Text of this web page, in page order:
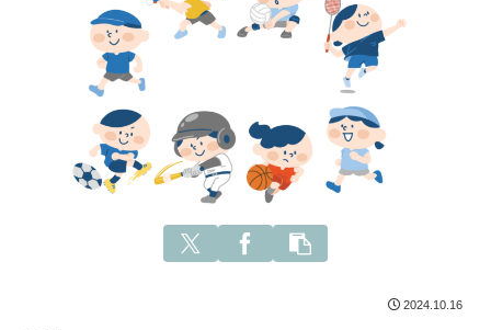
2024.10.16